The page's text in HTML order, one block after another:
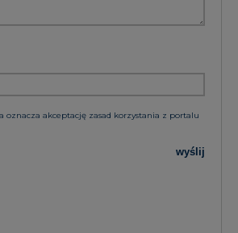
oznacza akceptację zasad korzystania z portalu
wyślij